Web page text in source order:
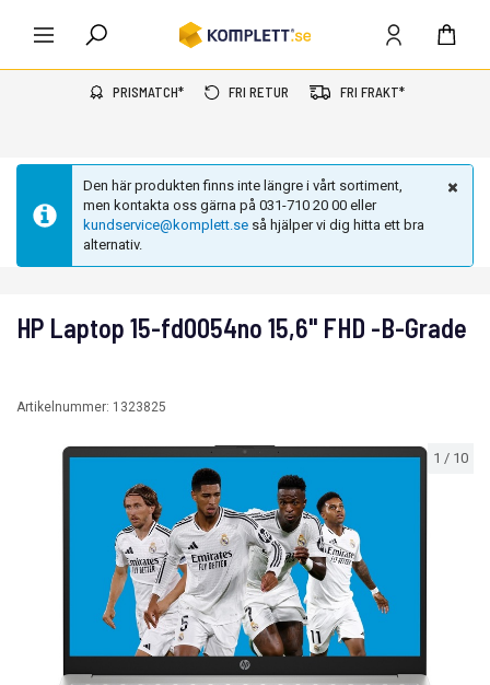
PRISMATCH* FRI RETUR FRI FRAKT*
Den här produkten finns inte längre i vårt sortiment,
men kontakta oss gärna på 031-710 20 00 eller
kundservice@komplett.se så hjälper vi dig hitta ett bra
alternativ.
1 / 10
HP Laptop 15-fd0054no 15,6" FHD -B-Grade
Artikelnummer: 1323825